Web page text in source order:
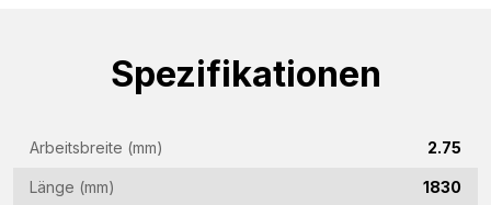
Spezifikationen
Arbeitsbreite (mm) 2.75
Länge (mm) 1830
Firmenname
Adresse